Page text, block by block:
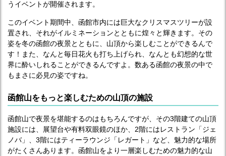
うイベントが開催されます。
このイベント期間中、函館市内には巨大なクリスマスツリーが設
置され、それがイルミネーションとともに煌々と輝きます。その
姿を冬の函館の夜景とともに、山頂から楽しむことができるんで
す！また、なんと毎日花火も打ち上げられ、なんとも幻想的な世
界に酔いしれることができるんですよ。数ある函館の夜景の中で
もまさに必見の姿ですね。
函館山をもっと楽しむための山頂の施設
函館山で夜景を堪能するのはもちろんですが、その3階建ての山頂
施設には、展望台や有料双眼鏡のほか、2階にはレストラン「ジェ
ノバ」、3階にはティーラウンジ「レガート」など、魅力的な場所
がたくさんあります。函館山をより一層楽しむための魅力的な山